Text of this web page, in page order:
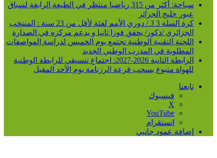
سباحة: أكثر من 315 رياضيا منتظر في الطبعة الرابعة لسباق
عبور خليج الجزائر
كرة السلة 3 3 / دوري الأمم لفئة لأقل من 23 سنة : المنتخب
الجزائري /ذكور/ يحقق فوزا ثانيا و يدعم مركزه في الصدارة
اللجنة التقنية الوطنية تجتمع يوم الخميس لدراسة المواصفات
المطلوبة في المدرب الوطني الجديد
الرابطة الثانية 2026-2027: اجتماع تنسيقي للرابطة الوطنية
للهواة متبوع بسحب قرعة الرزنامة يوم الأحد المقبل
تابعنا
فيسبوك
‫X
‫YouTube
انستقرام
إضافة عمود جانبي